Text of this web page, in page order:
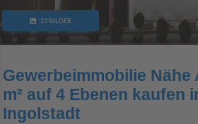
23 BILDER
Gewerbeimmobilie Nähe
m² auf 4 Ebenen kaufen
Ingolstadt